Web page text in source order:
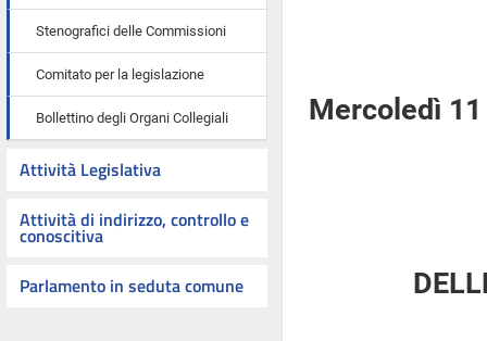
Stenografici delle Commissioni
Comitato per la legislazione
Bollettino degli Organi Collegiali
Attività Legislativa
Attività di indirizzo, controllo e
conoscitiva
Parlamento in seduta comune
Mercoledì